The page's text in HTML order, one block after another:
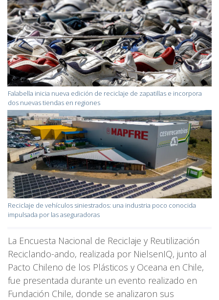
Falabella inicia nueva edición de reciclaje de zapatillas e incorpora
dos nuevas tiendas en regiones
Reciclaje de vehículos siniestrados: una industria poco conocida
impulsada por las aseguradoras
La Encuesta Nacional de Reciclaje y Reutilización
Reciclando-ando, realizada por NielsenIQ, junto al
Pacto Chileno de los Plásticos y Oceana en Chile,
fue presentada durante un evento realizado en
Fundación Chile, donde se analizaron sus